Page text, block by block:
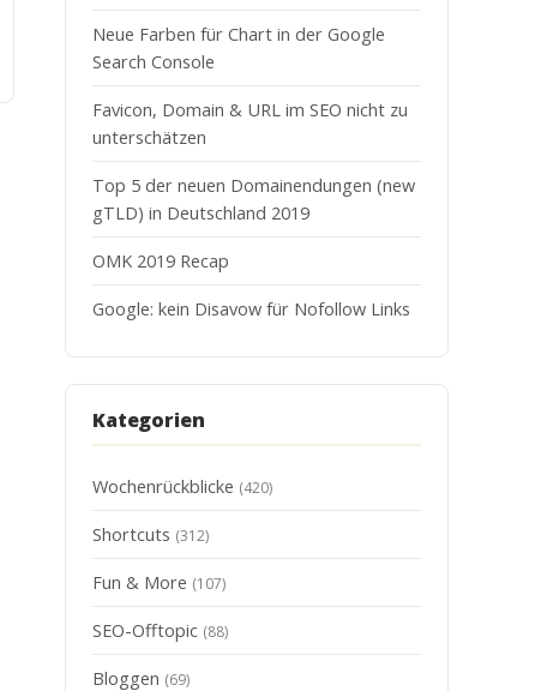
Neue Farben für Chart in der Google
Search Console
Favicon, Domain & URL im SEO nicht zu
unterschätzen
Top 5 der neuen Domainendungen (new
gTLD) in Deutschland 2019
OMK 2019 Recap
Google: kein Disavow für Nofollow Links
Kategorien
Wochenrückblicke (420)
Shortcuts (312)
Fun & More (107)
SEO-Offtopic (88)
Bloggen (69)